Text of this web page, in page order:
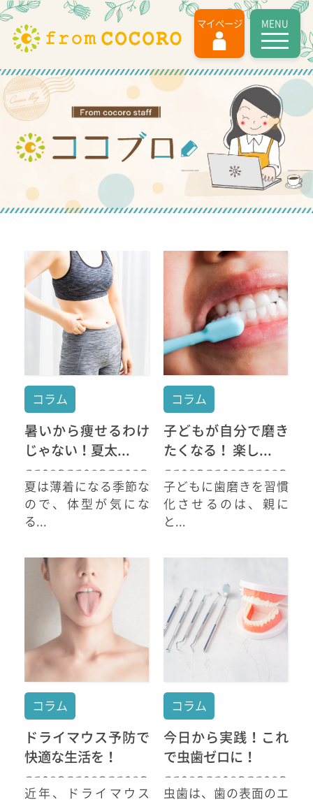
マイページ MENU
コラム
暑いから痩せるわけ
じゃない！夏太...
夏は薄着になる季節な
ので、体型が気にな
る...
コラム
子どもが自分で磨き
たくなる！ 楽し...
子どもに歯磨きを習慣
化させるのは、親に
と...
コラム
ドライマウス予防で
快適な生活を！
近年、ドライマウス
コラム
今日から実践！これ
で虫歯ゼロに！
虫歯は、歯の表面のエ